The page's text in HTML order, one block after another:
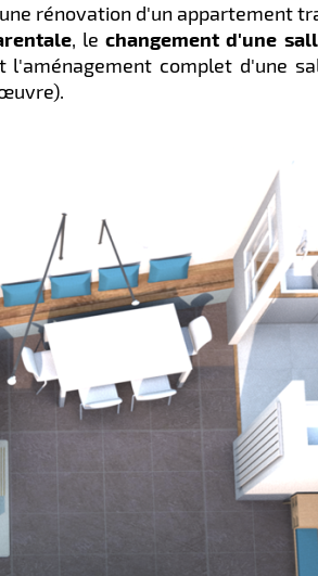
rénovation d'un appartement
, le changement d'une
l'aménagement complet d'une